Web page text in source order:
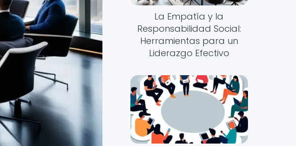
La Empatía y la
Responsabilidad Social:
Herramientas para un
Liderazgo Efectivo